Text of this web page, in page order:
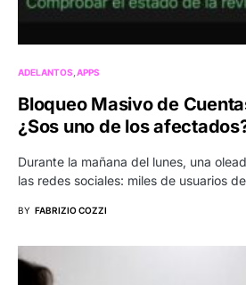
ADELANTOS APPS
Bloqueo Masivo de
¿Sos uno de los
Durante la mañana del lunes, una
las redes sociales: miles de usuarios
BY FABRIZIO COZZI